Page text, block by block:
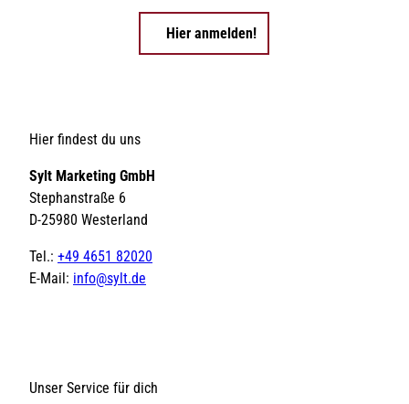
Hier anmelden!
Hier findest du uns
Sylt Marketing GmbH
Stephanstraße 6
D-25980 Westerland
Tel.: +49 4651 82020
E-Mail: info@sylt.de
Unser Service für dich